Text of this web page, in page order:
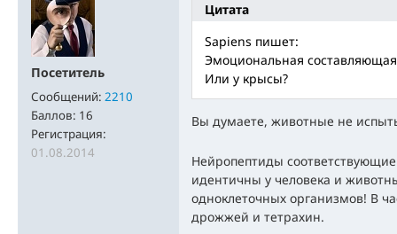
Посетитель
Сообщений: 2210
Баллов: 16
Регистрация:
01.08.2014
Цитата
Sapiens пишет:
Эмоциональная
Или у крысы?
Вы думаете, животные не
Нейропептиды
идентичны у человека и
одноклеточных организмов! В
дрожжей и тетрахин.